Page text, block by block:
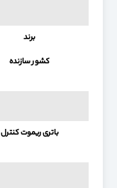
برند
کشور سازنده
باتری ریموت کنترل